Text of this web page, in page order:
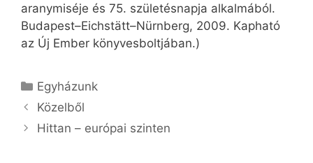
aranymiséje és 75. születésnapja alkalmából.
Budapest–Eichstätt–Nürnberg, 2009. Kapható
az Új Ember könyvesboltjában.)
Kategória
Egyházunk
Közelből
Hittan – európai szinten